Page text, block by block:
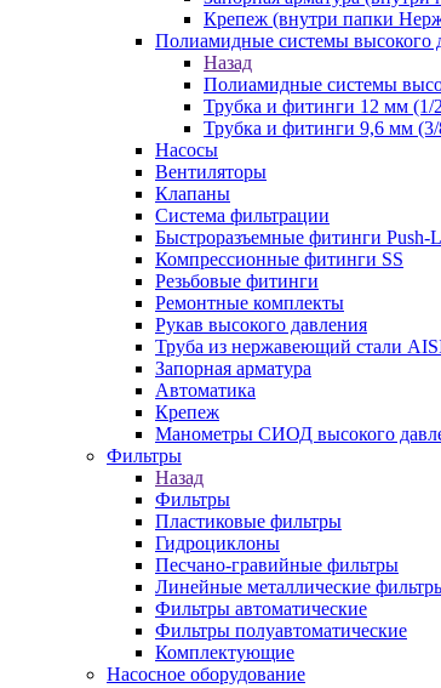
Крепеж (внутри папки
Полиамидные системы высокого
Назад
Полиамидные системы
Трубка и фитинги 12 мм
Трубка и фитинги 9,6 мм
Насосы
Вентиляторы
Клапаны
Система фильтрации
Быстроразъемные фитинги Push-
Компрессионные фитинги SS
Резьбовые фитинги
Ремонтные комплекты
Рукав высокого давления
Труба из нержавеющий стали
Запорная арматура
Автоматика
Крепеж
Манометры СИОД высокого
Фильтры
Назад
Фильтры
Пластиковые фильтры
Гидроциклоны
Песчано-гравийные фильтры
Линейные металлические
Фильтры автоматические
Фильтры полуавтоматические
Комплектующие
Насосное оборудование